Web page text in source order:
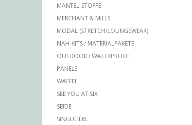
MANTEL-STOFFE
MERCHANT & MILLS
MODAL (STRETCH/LOUNGEWEAR)
NÄH-KITS / MATERIALPAKETE
OUTDOOR / WATERPROOF
PANELS
WAFFEL
SEE YOU AT SIX
SEIDE
SINGULIÈRE